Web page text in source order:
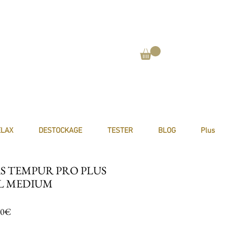
DESTOCKAGE TESTER BLOG Plus
TEMPUR PRO PLUS
MEDIUM